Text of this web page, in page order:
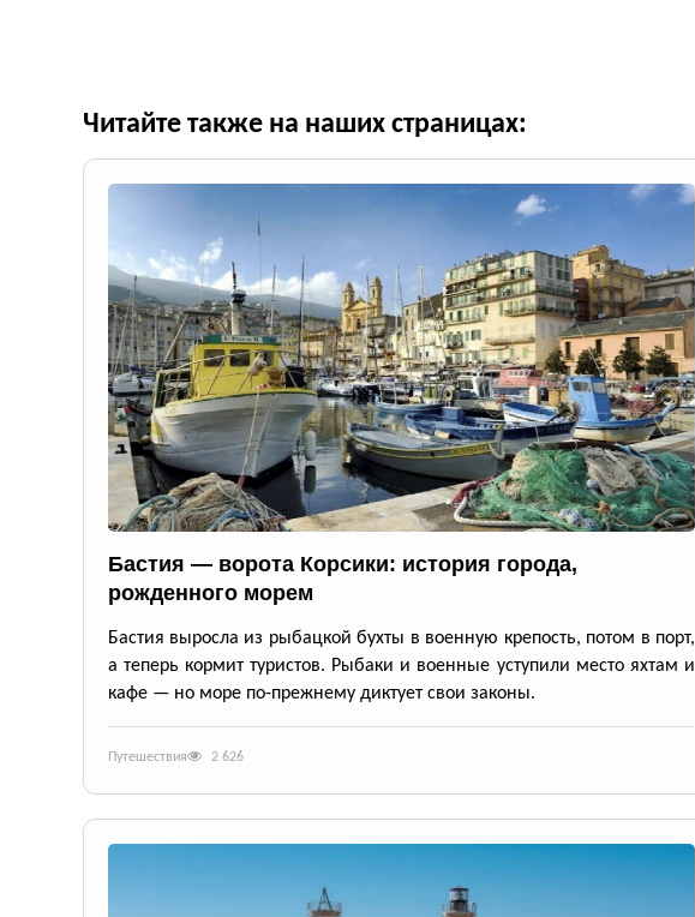
Читайте также на наших страницах:
Бастия — ворота Корсики: история города,
рожденного морем
Бастия выросла из рыбацкой бухты в военную крепость, потом в порт,
а теперь кормит туристов. Рыбаки и военные уступили место яхтам и
кафе — но море по-прежнему диктует свои законы.
Путешествия 2 626